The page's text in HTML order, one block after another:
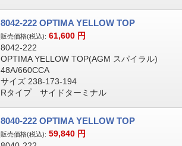
8042-222 OPTIMA YELLOW TOP
販売価格(税込): 61,600 円
8042-222
OPTIMA YELLOW TOP(AGM スパイラル)
48A/660CCA
サイズ 238-173-194
Rタイプ サイドターミナル
8040-222 OPTIMA YELLOW TOP
販売価格(税込): 59,840 円